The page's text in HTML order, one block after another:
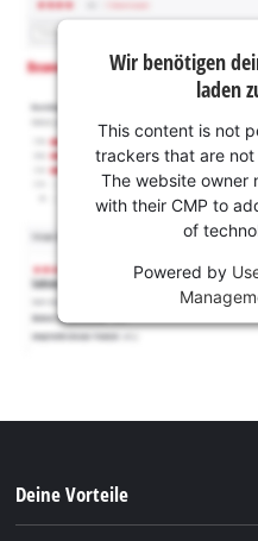
Wir benötigen
laden
This content is not
trackers that are
The website owner
with their CMP to
of
Powered by
Deine Vorteile